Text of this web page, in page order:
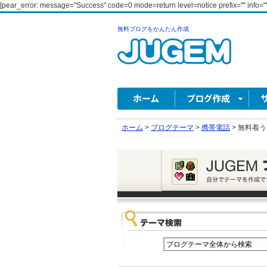
[pear_error: message="Success" code=0 mode=return level=notice prefix=""
無料ブログをかんたん作成
ホーム > ブログテーマ > 携帯電話 > 無料着